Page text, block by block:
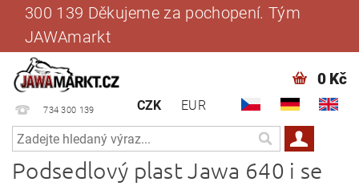
300 139 Děkujeme za pochopení. Tým
JAWAmarkt
734 300 139 CZK EUR
0 Kč
Podsedlový plast Jawa 640 i se